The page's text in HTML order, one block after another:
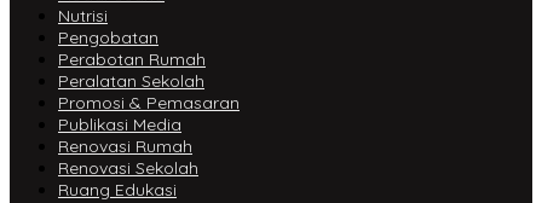
Nutrisi
Pengobatan
Perabotan Rumah
Peralatan Sekolah
Promosi & Pemasaran
Publikasi Media
Renovasi Rumah
Renovasi Sekolah
Ruang Edukasi